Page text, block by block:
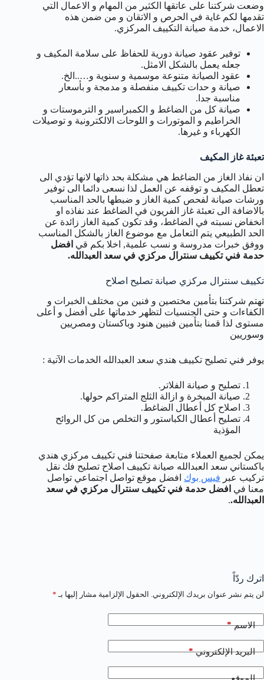
وضعت شركتنا على عاتقها الكثير من المهام و الاعمال التي
تقدمها لكم غاية في الحرص و الاتقان و من ضمن هذه
الاعمال، خدمة صيانة التكييف المركزي.
توفير عقود صيانة دورية للحفاظ على سلامة المكيف و
جعله يعمل بالشكل الامثل.
عقود الصيانة متنوعة موسمية و سنوية و…..الخ.
صيانة و حدات تكييف منفصلة و مدمجة و بأسعار
مناسبة جدا.
صيانة كل من الضاغط و الكمبراسير و الترموستات و
الخراطيم و الموتورات و اللوحات الالكترونية و توصيلات
الكهرباء و غيرها.
تعبئة غاز المكيف
ان نفاذ الغاز من الضاغط هي مشكلة بحد ذاتها لانها تؤدي الى
تعطل المكيف و توقفه عن العمل لذا نسعى دائما الى توفير
ورشات صيانة لفحص كمية الغاز و ضبطها بالحد المناسب
بالاضافة الى تعبئة غاز الفريون في الضاغط عند نفاذه او
انخفاض نسبته في الضاغط، وقد تكون كمية الغاز زائدة عن
الحد الطبيعي يتم التعامل مع موضوع الغاز بالشكل المناسب
ووفق خبرات مدروسة و نسب علمية, اخلا بكم قي افضل
حدمة فني تكييف سنترال مركزي في سعد العبدالله.
تكييف سنترال مركزي صيانة تصليح اصلاح
تهتم شركتنا بتأمين مختصين و فنين من مختلف الخبرات و
الكفاءات و حتى الجنسيات لتظهر خدماتها على أفضل و أعلى
مستوى لذا قمنا بتأمين فنيين هنود وباكستان ومصريين
وسوريين
يوفر فني تصليح تكييف هندي سعد العبدالله الخدمات الآتية :
تصليح و صيانة الفلاتر.
صيانة المبخرة و ازالة الثلج المتراكم حولها.
اصلاح كل أعطال الضاغط.
تصليح أعطال الكباستور و التخلص من كل الروائح
المؤذية
يمكن لجميع العملاء متابعة صفحتنا فني تكييف مركزي هندي
باكستاني سعد العبدالله صيانة تكييف اصلاح تصليح فك نقل
تركيب عبر فيس بوك افضل موقع تواصل اجتماعي تواصل
معنا في افضل حدمة فني تكييف سنترال مركزي في سعد
العبدالله..
اترك ردّاً
لن يتم نشر عنوان بريدك الإلكتروني. الحقول الإلزامية مشار إليها بـ *
الاسم*
البريد الإلكتروني*
الموقع